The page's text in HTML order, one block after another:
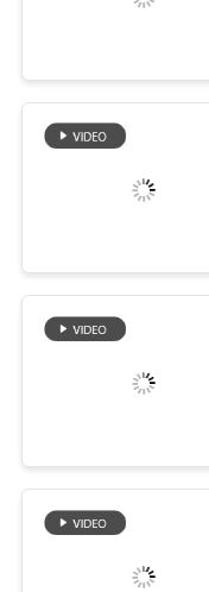
CONTROL
CALIDAD
ÉNTRENOS
CON
NOTICIAS
PIDA